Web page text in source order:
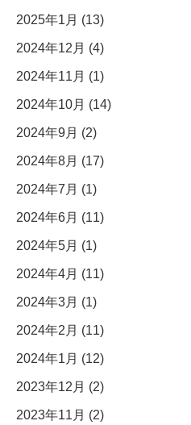
2025年1月 (13)
2024年12月 (4)
2024年11月 (1)
2024年10月 (14)
2024年9月 (2)
2024年8月 (17)
2024年7月 (1)
2024年6月 (11)
2024年5月 (1)
2024年4月 (11)
2024年3月 (1)
2024年2月 (11)
2024年1月 (12)
2023年12月 (2)
2023年11月 (2)